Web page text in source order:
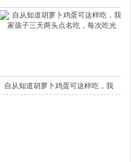
自从知道胡萝卜鸡蛋可这样吃，我